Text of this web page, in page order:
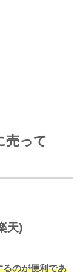
売って
天)
のが便利であ